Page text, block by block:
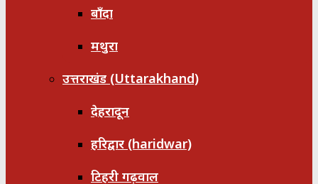
बाँदा
मथुरा
उत्तराखंड (Uttarakhand)
देहरादून
हरिद्वार (haridwar)
टिहरी गढ़वाल